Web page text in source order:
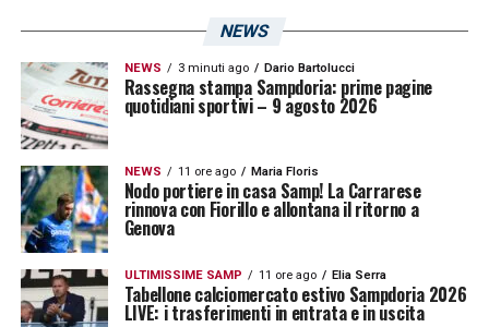
Vittoria importante per la Juventus, sia in
termini di morale che di classifica. Terzo
successo consecutivo in campionato per la
squadra di Spalletti, che rimane ben salda al
5^ posto in classifica. I bianconeri contano
ora 32 punti conquistati nelle prime 17
partite e si trovano a -1 dalla Roma e a -4
NEWS
NEWS 3 minuti ago Dario Bartolucci
Rassegna stampa Sampdoria: prime pagine
quotidiani sportivi – 9 agosto 2026
NEWS 11 ore ago Maria Floris
Nodo portiere in casa Samp! La Carrarese
rinnova con Fiorillo e allontana il ritorno a
Genova
ULTIMISSIME SAMP 11 ore ago Elia Serra
Tabellone calciomercato estivo Sampdoria 2026
LIVE: i trasferimenti in entrata e in uscita